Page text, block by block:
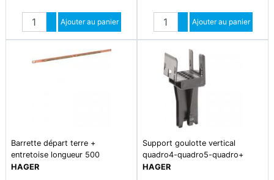
Quantité
Augmenter quantité
Diminuer quantité
Ajouter au panier Quantité
Augmenter quantité
Diminuer quantité
Ajouter au panier
Barrette départ terre +
entretoise longueur 500
HAGER
Support goulotte vertical
quadro4-quadro5-quadro+
acces
HAGER